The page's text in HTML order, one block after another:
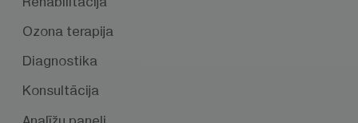
Ozona terapija
Diagnostika
Konsultācija